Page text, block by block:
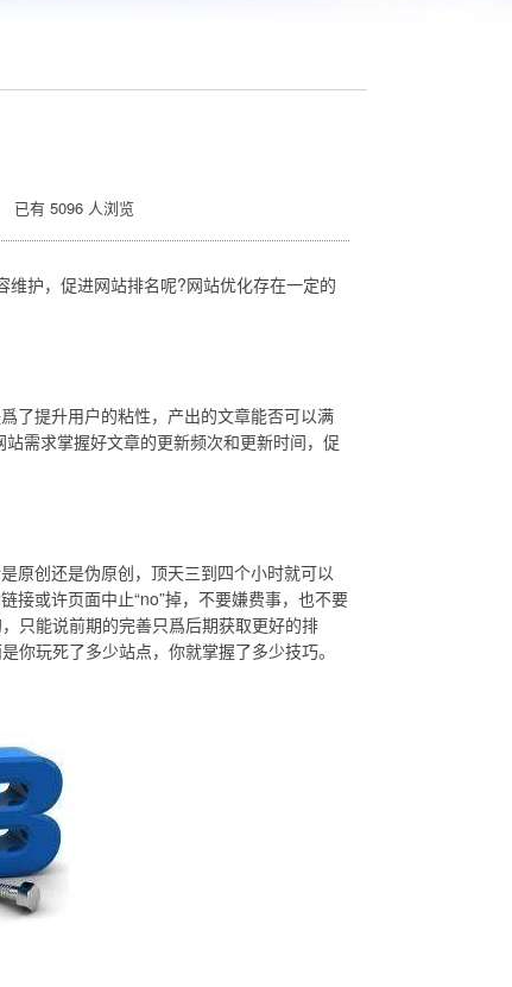
有 5096 人浏览
护，促进网站排名呢?网站优化存在一定的
了提升用户的粘性，产出的文章能否可以满
需求掌握好文章的更新频次和更新时间，促
原创还是伪原创，顶天三到四个小时就可以
接或许页面中止“no”掉，不要嫌费事，也不要
只能说前期的完善只爲后期获取更好的排
你玩死了多少站点，你就掌握了多少技巧。